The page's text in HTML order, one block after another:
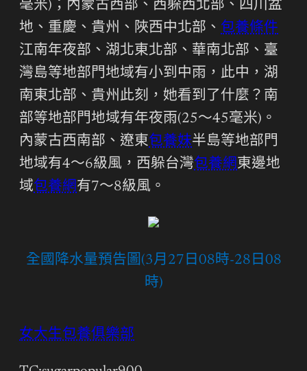
毫米)；內蒙古西部、西躲西北部、四川盆
地、重慶、貴州、陜西中北部、 包養條件
江南年夜部、湖北東北部、華南北部、臺
灣島等地部門地域有小到中雨，此中，湖
南東北部、貴州此刻，她看到了什麼？南
部等地部門地域有年夜雨(25～45毫米)。
內蒙古西南部、遼東包養妹半島等地部門
地域有4～6級風，西躲台灣包養網東邊地
域包養網有7～8級風。
全國降水量預告圖(3月27日08時-28日08
時)
女大生包養俱樂部